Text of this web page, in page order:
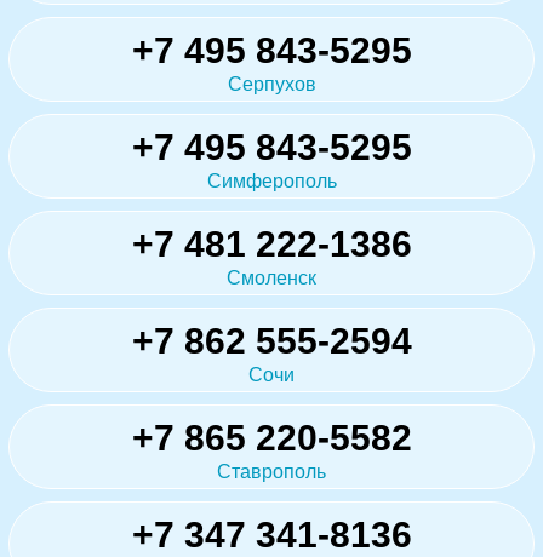
+7 495 843-5295
Серпухов
+7 495 843-5295
Симферополь
+7 481 222-1386
Смоленск
+7 862 555-2594
Сочи
+7 865 220-5582
Ставрополь
+7 347 341-8136